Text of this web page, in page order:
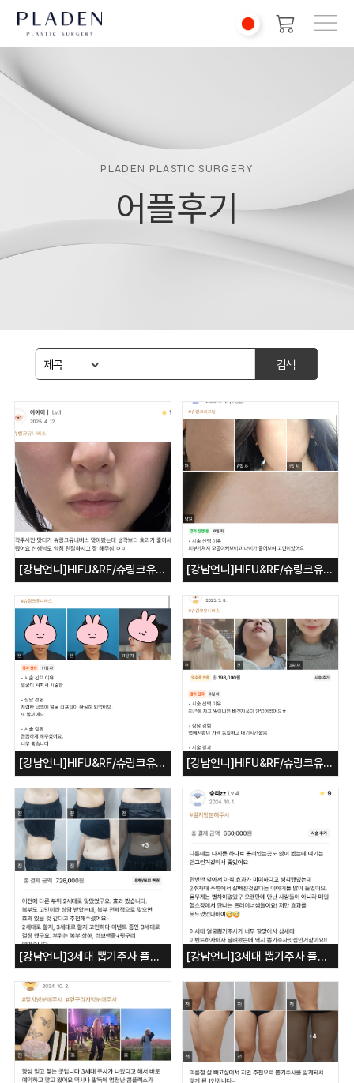
PLADEN PLASTIC SURGERY
어플후기
[강남언니]HIFU&RF/슈링크유니버스 [강남언니]HIFU&RF/슈링크유니버스
[강남언니]HIFU&RF/슈링크유니버스 [강남언니]HIFU&RF/슈링크유니버스
[강남언니]3세대 뽑기주사 플래티넘 바디뽑기/복부 [강남언니]3세대 뽑기주사 플래티넘 바디뽑기/팔
검색